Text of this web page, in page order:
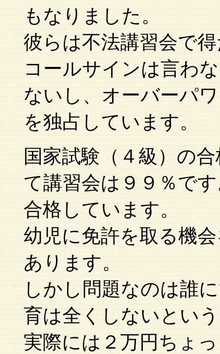
もなりました。
彼らは不法講習会で
コールサインは言わ
ないし、オーバーパ
を独占しています。
国家試験（４級）の
て講習会は９９％で
合格しています。
幼児に免許を取る機
あります。
しかし問題なのは誰
育は全くしないとい
実際には２万円ちょ